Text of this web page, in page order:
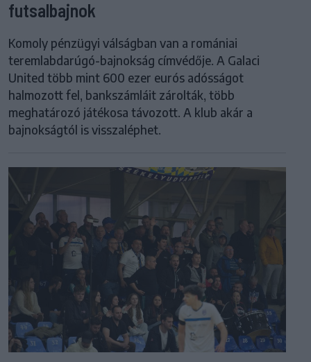
futsalbajnok
Komoly pénzügyi válságban van a romániai
teremlabdarúgó-bajnokság címvédője. A Galaci
United több mint 600 ezer eurós adósságot
halmozott fel, bankszámláit zárolták, több
meghatározó játékosa távozott. A klub akár a
bajnokságtól is visszaléphet.